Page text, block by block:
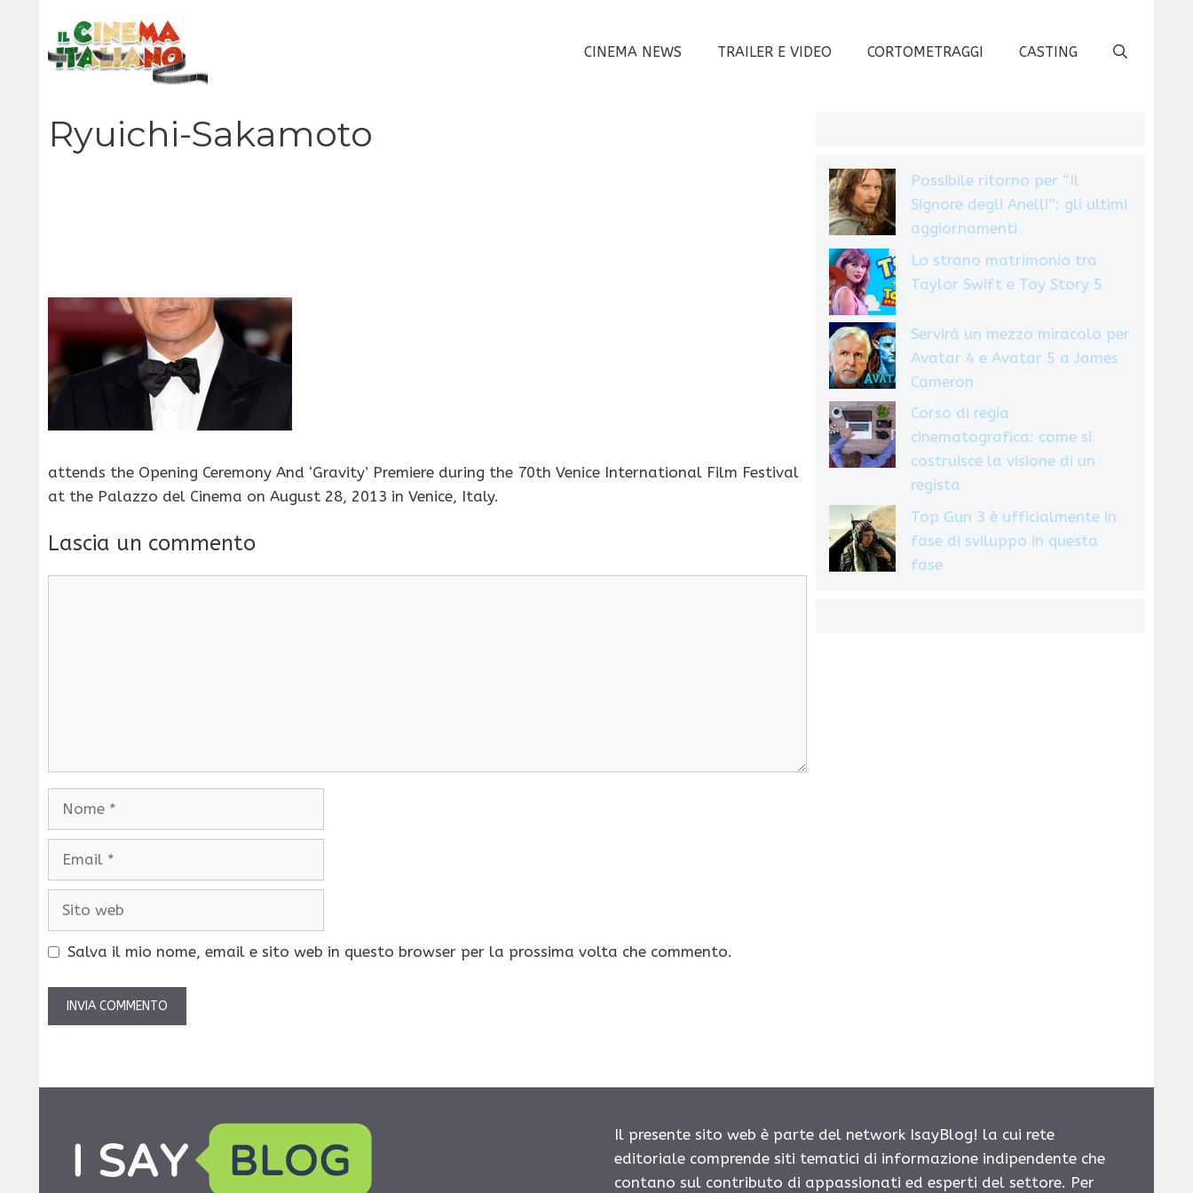
contenuto
CINEMA NEWS TRAILER E VIDEO CORTOMETRAGGI CASTING
Ryuichi-Sakamoto
attends the Opening Ceremony And ‘Gravity’ Premiere during the 70th Venice International Film Festival
at the Palazzo del Cinema on August 28, 2013 in Venice, Italy.
Lascia un commento
Nome
Email
Sito
Salva il mio nome, email e sito web in questo browser per la prossima volta che commento.
Possibile ritorno per “Il
Signore degli Anelli”: gli ultimi
aggiornamenti
Lo strano matrimonio tra
Taylor Swift e Toy Story 5
Servirà un mezzo miracolo per
Avatar 4 e Avatar 5 a James
Cameron
Corso di regia
cinematografica: come si
costruisce la visione di un
regista
Top Gun 3 è ufficialmente in
fase di sviluppo in questa
fase
Il presente sito web è parte del network IsayBlog! la cui rete
editoriale comprende siti tematici di informazione indipendente che
contano sul contributo di appassionati ed esperti del settore. Per